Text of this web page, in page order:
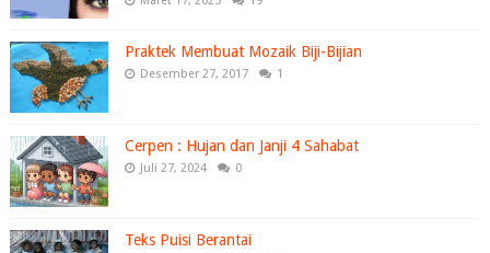
Praktek Membuat Mozaik Biji-Bijian
Desember 27, 2017 1
Cerpen : Hujan dan Janji 4 Sahabat
Juli 27, 2024 0
Teks Puisi Berantai